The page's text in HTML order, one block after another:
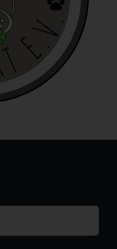
zu einer Kennnummer,
Kennung oder zu
Merkmalen, die
genetischen,
oder sozialen
sind, identifiziert
deren
Hilfe automatisierter
mit